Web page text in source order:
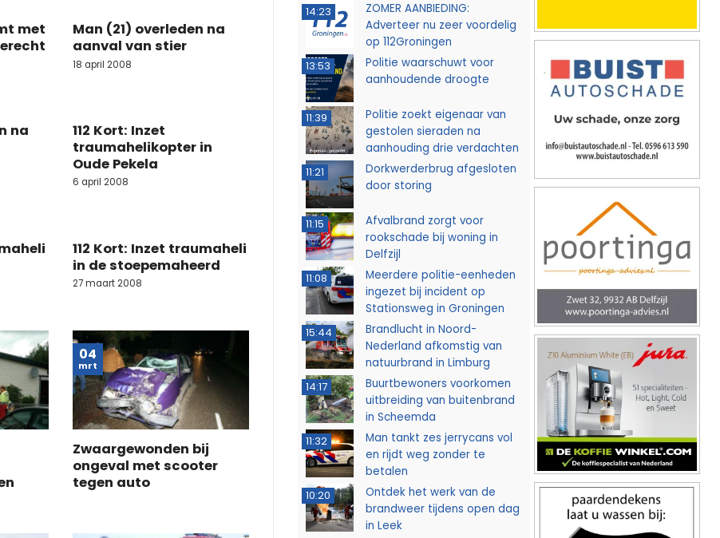
met
Man (21) overleden na
aanval van stier
18 april 2008
na
112 Kort: Inzet
traumahelikopter in
Oude Pekela
6 april 2008
112 Kort: Inzet traumaheli
in de stoepemaheerd
27 maart 2008
Zwaargewonden bij
ongeval met scooter
tegen auto
04
mrt
14:23
ZOMER AANBIEDING:
Adverteer nu zeer voordelig
op 112Groningen
13:53
Politie waarschuwt voor
aanhoudende droogte
11:39
Politie zoekt eigenaar van
gestolen sieraden na
aanhouding drie verdachten
11:21
Dorkwerderbrug afgesloten
door storing
11:15
Afvalbrand zorgt voor
rookschade bij woning in
Delfzijl
11:08
Meerdere politie-eenheden
ingezet bij incident op
Stationsweg in Groningen
15:44
Brandlucht in Noord-
Nederland afkomstig van
natuurbrand in Limburg
14:17
Buurtbewoners voorkomen
uitbreiding van buitenbrand
in Scheemda
11:32
Man tankt zes jerrycans vol
en rijdt weg zonder te
betalen
10:20
Ontdek het werk van de
brandweer tijdens open dag
in Leek